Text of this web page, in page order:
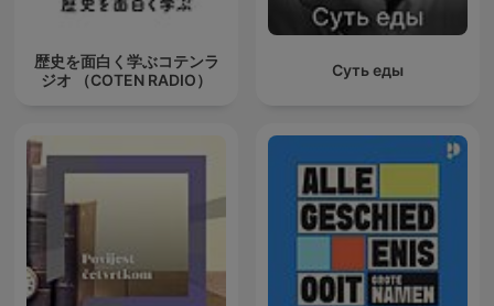
歴史を面白く学ぶコテンラ
ジオ （COTEN RADIO）
Суть еды